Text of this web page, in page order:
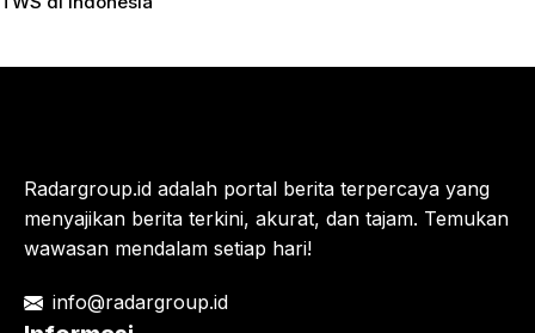
Radargroup.id adalah portal berita terpercaya yang
menyajikan berita terkini, akurat, dan tajam. Temukan
wawasan mendalam setiap hari!
info@radargroup.id